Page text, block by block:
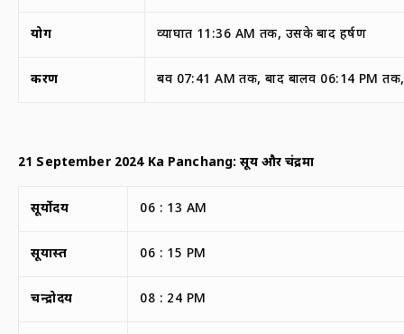
योग व्याघात 11:36 AM तक, उसके बाद हर्षण
करण बव 07:41 AM तक, बाद बालव 06:14 PM
21 September 2024 Ka Panchang:सूर्य और चंद्रमा
सूर्योदय 06 : 13 AM
सूर्यास्त 06 : 15 PM
चन्द्रोदय 08 : 24 PM